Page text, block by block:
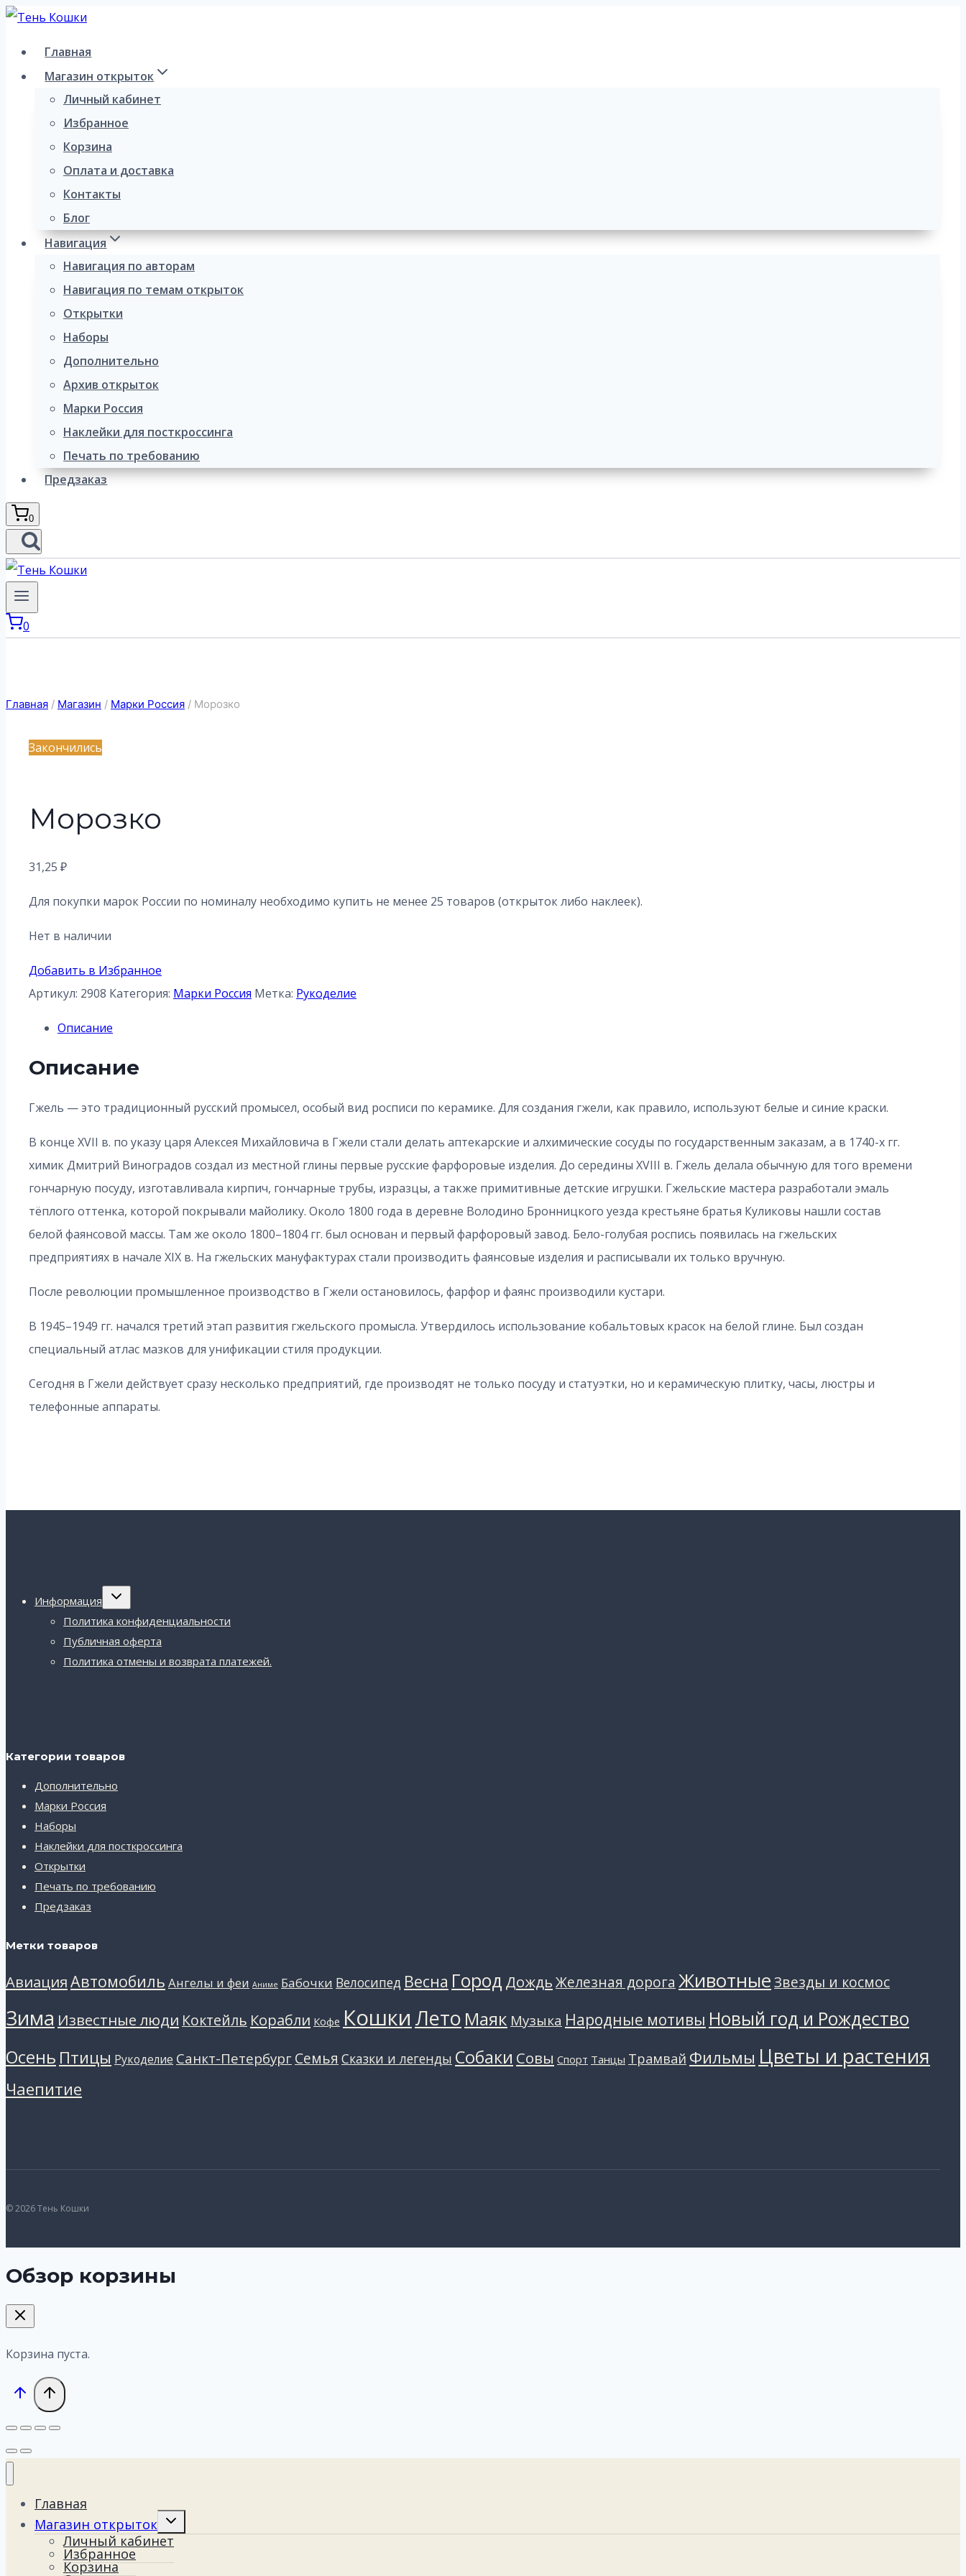
Перейти
содержимому
Главная
Магазин открыток
Личный кабинет
Избранное
Корзина
Оплата и доставка
Контакты
Блог
Навигация
Навигация по авторам
Навигация по темам открыток
Открытки
Наборы
Дополнительно
Архив открыток
Марки Россия
Наклейки для посткроссинга
Печать по требованию
Предзаказ
0
0
Главная / Магазин / Марки Россия / Морозко
Закончились
Морозко
31,25 ₽
Для покупки марок России по номиналу необходимо купить не менее 25 товаров (открыток либо наклеек).
Нет в наличии
Добавить в Избранное
Артикул: 2908 Категория: Марки Россия Метка: Рукоделие
Описание
Описание
Гжель — это традиционный русский промысел, особый вид росписи по керамике. Для создания гжели, как правило, используют белые и синие краски.
В конце XVII в. по указу царя Алексея Михайловича в Гжели стали делать аптекарские и алхимические сосуды по государственным заказам, а в 1740-х гг.
химик Дмитрий Виноградов создал из местной глины первые русские фарфоровые изделия. До середины XVIII в. Гжель делала обычную для того времени
гончарную посуду, изготавливала кирпич, гончарные трубы, изразцы, а также примитивные детские игрушки. Гжельские мастера разработали эмаль
тёплого оттенка, которой покрывали майолику. Около 1800 года в деревне Володино Бронницкого уезда крестьяне братья Куликовы нашли состав
белой фаянсовой массы. Там же около 1800–1804 гг. был основан и первый фарфоровый завод. Бело-голубая роспись появилась на гжельских
предприятиях в начале XIX в. На гжельских мануфактурах стали производить фаянсовые изделия и расписывали их только вручную.
После революции промышленное производство в Гжели остановилось, фарфор и фаянс производили кустари.
В 1945–1949 гг. начался третий этап развития гжельского промысла. Утвердилось использование кобальтовых красок на белой глине. Был создан
специальный атлас мазков для унификации стиля продукции.
Сегодня в Гжели действует сразу несколько предприятий, где производят не только посуду и статуэтки, но и керамическую плитку, часы, люстры и
телефонные аппараты.
Информация
Переключить
Политика конфиденциальности
Публичная оферта
Политика отмены и возврата платежей.
Категории товаров
Дополнительно
Марки Россия
Наборы
Наклейки для посткроссинга
Открытки
Печать по требованию
Предзаказ
Метки товаров
АвиацияАвтомобиль Ангелы и феи Аниме Бабочки Велосипед Весна Город ДождьЖелезная дорога ЖивотныеЗвезды и космос
Зима Известные люди Коктейль Корабли Кофе Кошки Лето Маяк Музыка Народные мотивы Новый год и Рождество
Осень Птицы Рукоделие Санкт-ПетербургСемья Сказки и легенды Собаки Совы Спорт Танцы Трамвай Фильмы Цветы и растения
Чаепитие
© 2026 Тень Кошки
Обзор корзины
Корзина пуста.
Главная
Магазин открыток
Переключить
меню
Личный кабинет
Избранное
Корзина